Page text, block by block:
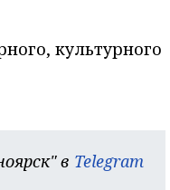
культурного
в Telegram